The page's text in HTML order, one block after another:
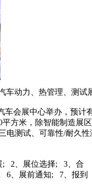
车动力、热管理、测
车会展中心举办，预
方米，除智能制造展
电测试、可靠性/耐久
; 2、展位选择; 3、合
6、展前通知; 7、报到